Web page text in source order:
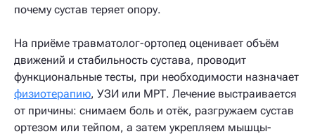
почему сустав теряет опору.
На приёме травматолог-ортопед оценивает объём
движений и стабильность сустава, проводит
функциональные тесты, при необходимости назначает
физиотерапию, УЗИ или МРТ. Лечение выстраивается
от причины: снимаем боль и отёк, разгружаем сустав
ортезом или тейпом, а затем укрепляем мышцы-